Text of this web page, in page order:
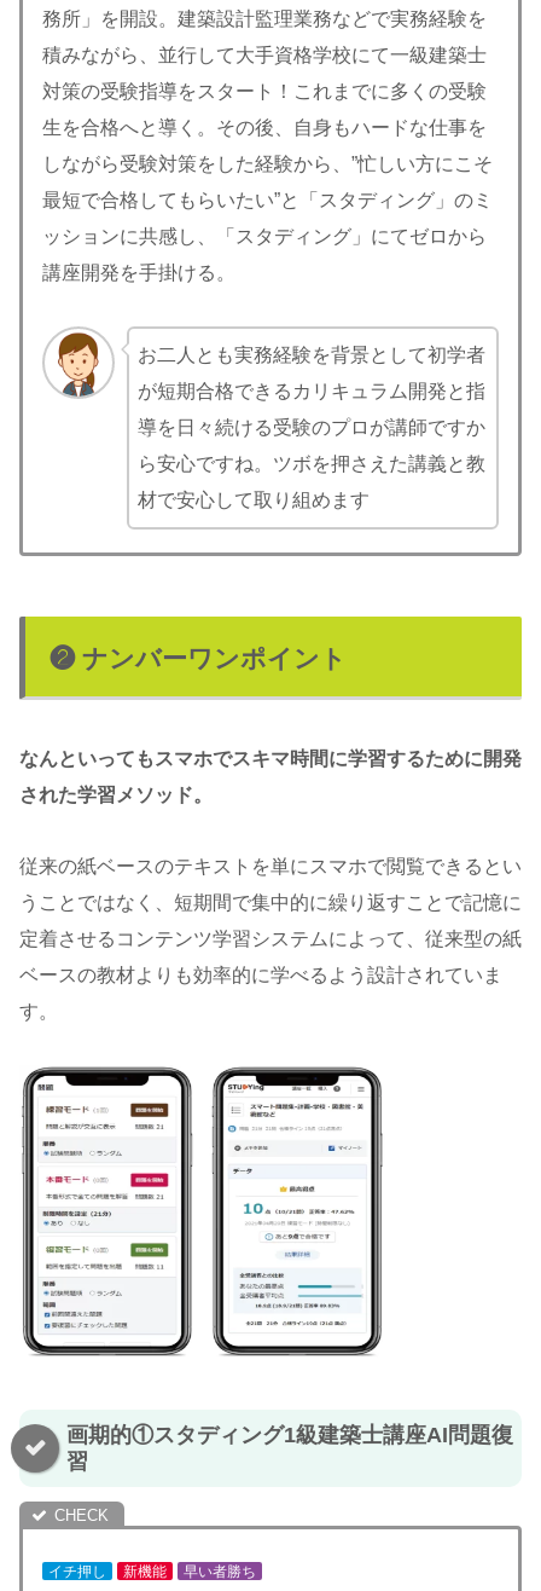
務所」を開設。建築設計監理業務などで実務経験を
積みながら、並行して大手資格学校にて一級建築士
対策の受験指導をスタート！これまでに多くの受験
生を合格へと導く。その後、自身もハードな仕事を
しながら受験対策をした経験から、”忙しい方にこそ
最短で合格してもらいたい”と「スタディング」のミ
ッションに共感し、「スタディング」にてゼロから
講座開発を手掛ける。
お二人とも実務経験を背景として初学者
が短期合格できるカリキュラム開発と指
導を日々続ける受験のプロが講師ですか
ら安心ですね。ツボを押さえた講義と教
材で安心して取り組めます
❷ ナンバーワンポイント
なんといってもスマホでスキマ時間に学習するために開発
された学習メソッド。
従来の紙ベースのテキストを単にスマホで閲覧できるとい
うことではなく、短期間で集中的に繰り返すことで記憶に
定着させるコンテンツ学習システムによって、従来型の紙
ベースの教材よりも効率的に学べるよう設計されていま
す。
画期的①スタディング1級建築士講座AI問題復
習
イチ押し 新機能 早い者勝ち